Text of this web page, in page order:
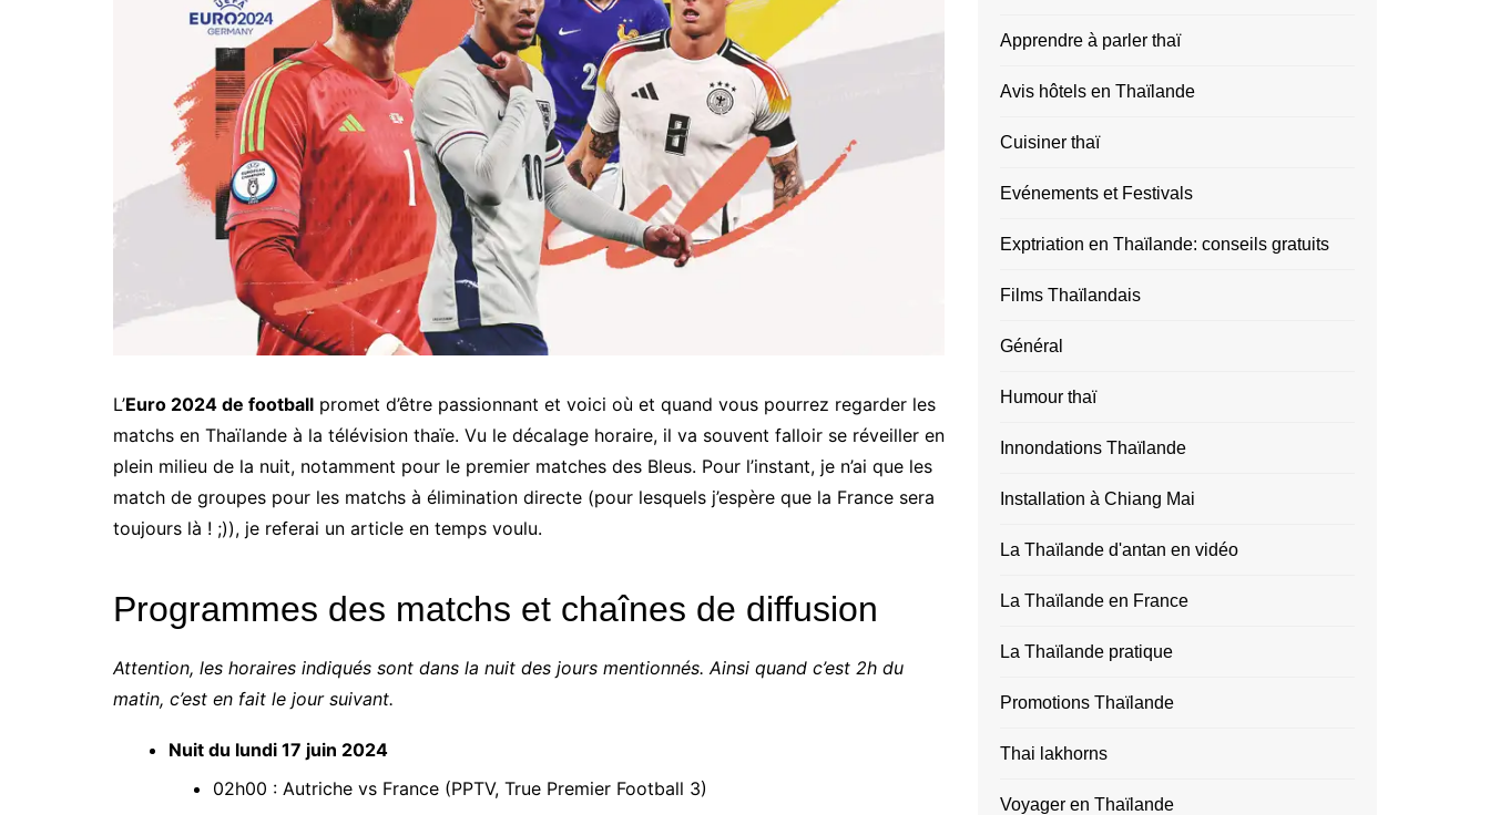
L’Euro 2024 de football promet d’être passionnant et voici où et quand vous pourrez regarder les
matchs en Thaïlande à la télévision thaïe. Vu le décalage horaire, il va souvent falloir se réveiller en
plein milieu de la nuit, notamment pour le premier matches des Bleus. Pour l’instant, je n’ai que les
match de groupes pour les matchs à élimination directe (pour lesquels j’espère que la France sera
toujours là ! ;)), je referai un article en temps voulu.
Programmes des matchs et chaînes de diffusion
Attention, les horaires indiqués sont dans la nuit des jours mentionnés. Ainsi quand c’est 2h du
matin, c’est en fait le jour suivant.
Nuit du lundi 17 juin 2024
02h00 : Autriche vs France (PPTV, True Premier Football 3)
Apprendre à parler thaï
Avis hôtels en Thaïlande
Cuisiner thaï
Evénements et Festivals
Exptriation en Thaïlande: conseils gratuits
Films Thaïlandais
Général
Humour thaï
Innondations Thaïlande
Installation à Chiang Mai
La Thaïlande d'antan en vidéo
La Thaïlande en France
La Thaïlande pratique
Promotions Thaïlande
Thai lakhorns
Voyager en Thaïlande